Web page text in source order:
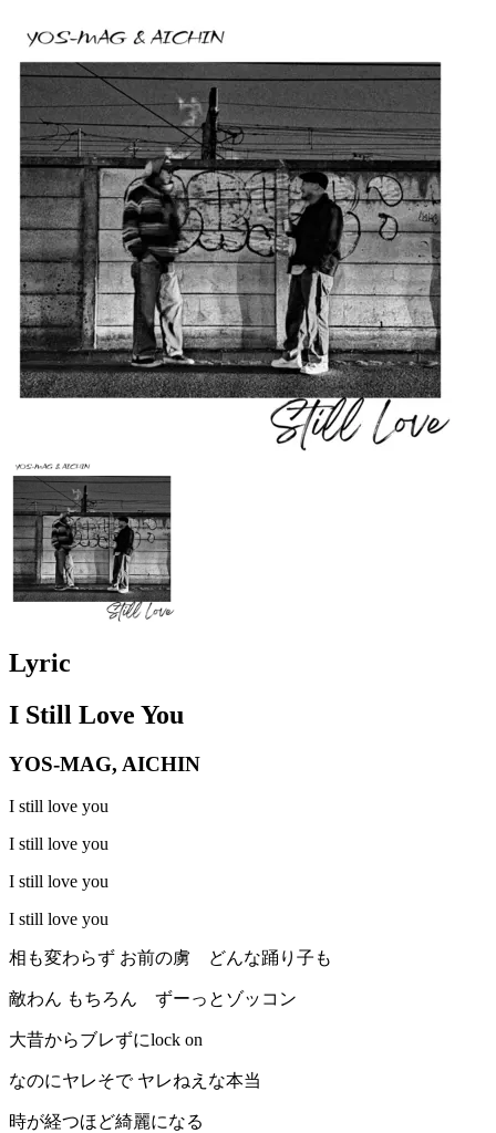
Lyric
I Still Love You
YOS-MAG, AICHIN
I still love you
I still love you
I still love you
I still love you
相も変わらず お前の虜 どんな踊り子も
敵わん もちろん ずーっとゾッコン
大昔からブレずにlock on
なのにヤレそで ヤレねえな本当
時が経つほど綺麗になる